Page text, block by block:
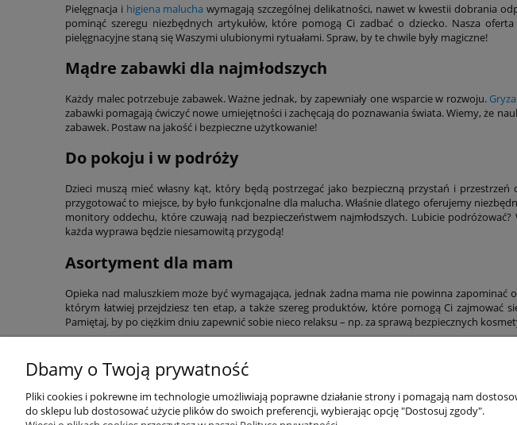
Pielęgnacja i higiena malucha wymagają szczególnej delikatności, nawet w kwestii dobrania
pominąć szeregu niezbędnych artykułów, które pomogą Ci zadbać o dziecko. Nasza
pielęgnacyjne staną się Waszymi ulubionymi rytuałami. Spraw, by te chwile były magiczne!
Mądre zabawki dla najmłodszych
Każdy malec potrzebuje zabawek. Ważne jednak, by zapewniały one wsparcie w rozwoju.
zabawki pomagają ćwiczyć nowe umiejętności i zachęcają do poznawania świata. Wiemy, że
zabawek. Postaw na jakość i bezpieczne użytkowanie!
Do pokoju i w podróży
Dzieci muszą mieć własny kąt, który będą postrzegać jako bezpieczną przystań i
przygotować to miejsce, by było funkcjonalne dla malucha. Właśnie dlatego oferujemy
monitory oddechu, które czuwają nad bezpieczeństwem najmłodszych. Lubicie podróżować?
każda wyprawa będzie niesamowitą przygodą!
Asortyment dla mam
Opieka nad maluszkiem może być wymagająca, jednak żadna mama nie powinna
którym łatwiej przejdziesz ten etap, a także szereg produktów, które pomogą Ci
Pamiętaj, by po ciężkim dniu zapewnić sobie nieco relaksu – np. za sprawą bezpiecznych
Przydatne linki Warunki zakupów
Dbamy o Twoją prywatność
Pliki cookies i pokrewne im technologie umożliwiają poprawne działanie strony i pomagają nam
do sklepu lub dostosować użycie plików do swoich preferencji, wybierając opcję "Dostosuj zgody".